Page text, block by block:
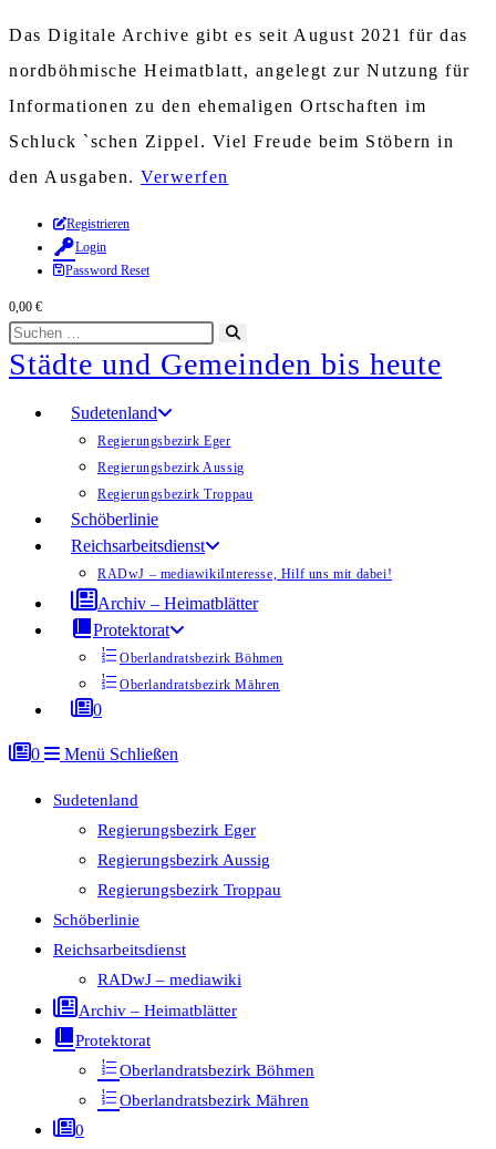
Das Digitale Archive gibt es seit August 2021 für das
nordböhmische Heimatblatt, angelegt zur Nutzung für
Informationen zu den ehemaligen Ortschaften im
Schluck `schen Zippel. Viel Freude beim Stöbern in
den Ausgaben. Verwerfen
Zum
Inhalt
springen
Registrieren
Login
Password Reset
0,00 €
Diese
Website
durchsuchen
starten
Städte und Gemeinden bis heute
Sudetenland
Regierungsbezirk Eger
Regierungsbezirk Aussig
Regierungsbezirk Troppau
Schöberlinie
Reichsarbeitsdienst
RADwJ – mediawikiInteresse, Hilf uns mit dabei!
Archiv – Heimatblätter
Protektorat
Oberlandratsbezirk Böhmen
Oberlandratsbezirk Mähren
0
0 Menü Schließen
Sudetenland
Regierungsbezirk Eger
Regierungsbezirk Aussig
Regierungsbezirk Troppau
Schöberlinie
Reichsarbeitsdienst
RADwJ – mediawiki
Archiv – Heimatblätter
Protektorat
Oberlandratsbezirk Böhmen
Oberlandratsbezirk Mähren
0